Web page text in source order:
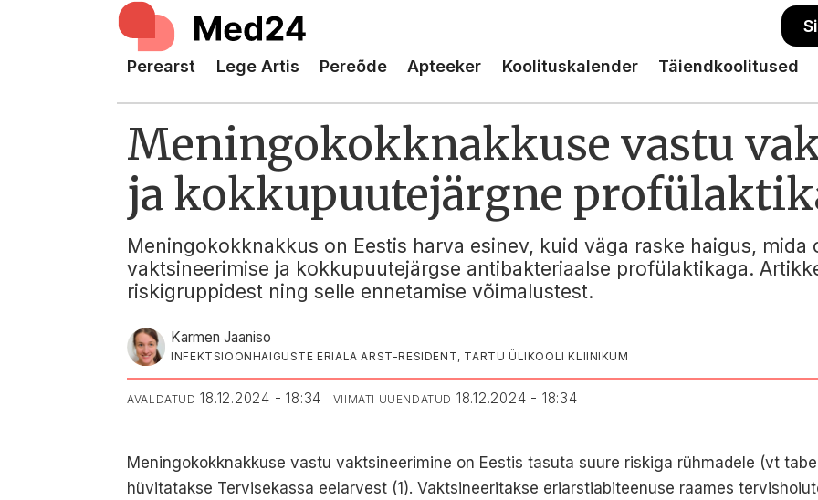
Perearst Lege Artis Pereõde Apteeker Koolituskalender Täiendkoolitused
Meningokokknakkuse vastu
ja kokkupuutejärgne
Meningokokknakkus on Eestis harva esinev, kuid väga raske haigus, mida
vaktsineerimise ja kokkupuutejärgse antibakteriaalse profülaktikaga.
riskigruppidest ning selle ennetamise võimalustest.
Karmen Jaaniso
INFEKTSIOONHAIGUSTE ERIALA ARST-RESIDENT, TARTU ÜLIKOOLI KLIINIKUM
AVALDATUD 18.12.2024 - 18:34 VIIMATI UUENDATUD 18.12.2024 - 18:34
Meningokokknakkuse vastu vaktsineerimine on Eestis tasuta suure riskiga rühmadele (vt
hüvitatakse Tervisekassa eelarvest (1). Vaktsineeritakse eriarstiabiteenuse raames